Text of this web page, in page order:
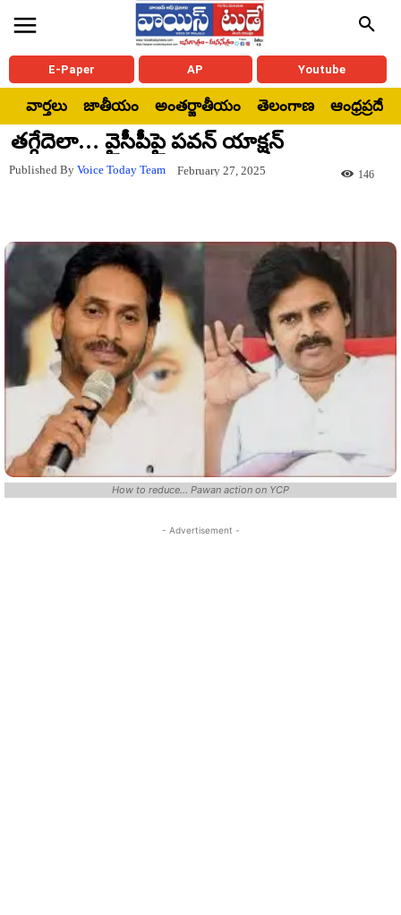
E-Paper AP Youtube
వార్తలు జాతీయం అంతర్జాతీయం తెలంగాణ ఆంధ్రప్రదేశ్
తగ్గేదెలా… వైసీపీపై పవన్ యాక్షన్
Published By Voice Today Team February 27, 2025 146
How to reduce... Pawan action on YCP
- Advertisement -